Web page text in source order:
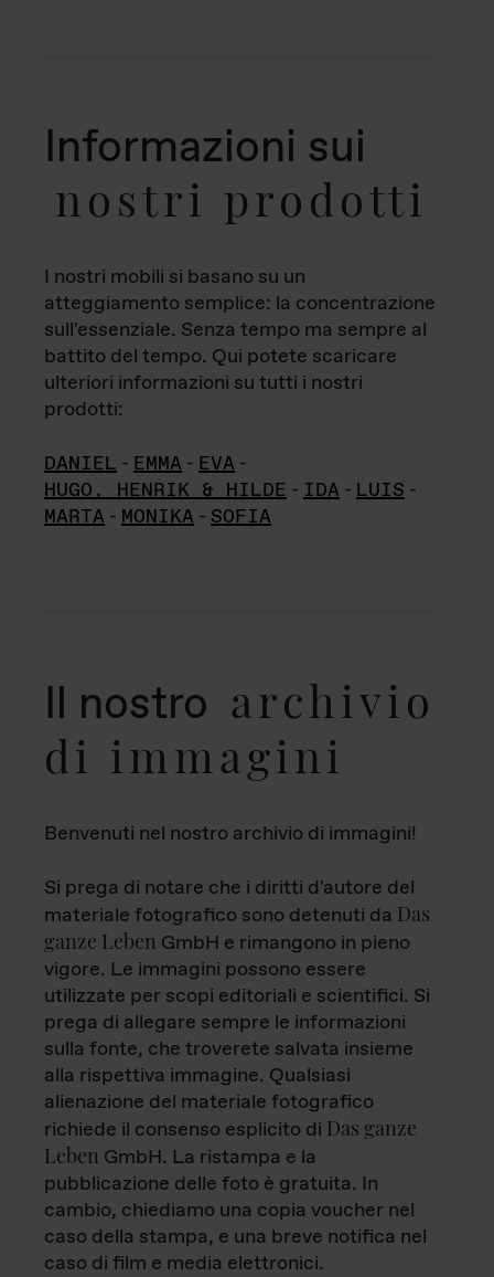
Informazioni sui
nostri prodotti
I nostri mobili si basano su un
atteggiamento semplice: la concentrazione
sull'essenziale. Senza tempo ma sempre al
battito del tempo. Qui potete scaricare
ulteriori informazioni su tutti i nostri
prodotti:
DANIEL - EMMA - EVA -
HUGO, HENRIK & HILDE - IDA - LUIS -
MARTA - MONIKA - SOFIA
Il nostro archivio
di immagini
Benvenuti nel nostro archivio di immagini!
Si prega di notare che i diritti d'autore del
materiale fotografico sono detenuti da Das
ganze Leben GmbH e rimangono in pieno
vigore. Le immagini possono essere
utilizzate per scopi editoriali e scientifici. Si
prega di allegare sempre le informazioni
sulla fonte, che troverete salvata insieme
alla rispettiva immagine. Qualsiasi
alienazione del materiale fotografico
richiede il consenso esplicito di Das ganze
Leben GmbH. La ristampa e la
pubblicazione delle foto è gratuita. In
cambio, chiediamo una copia voucher nel
caso della stampa, e una breve notifica nel
caso di film e media elettronici.